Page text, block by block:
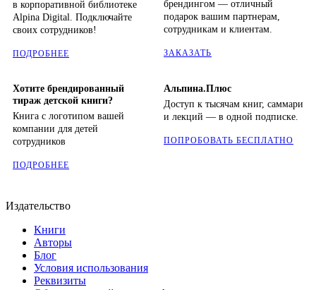
в корпоративной библиотеке
Alpina Digital. Подключайте
своих сотрудников!
ПОДРОБНЕЕ
брендингом — отличный
подарок вашим партнерам,
сотрудникам и клиентам.
ЗАКАЗАТЬ
Хотите брендированный
тираж детской книги?
Книга с логотипом вашей
компании для детей
сотрудников
ПОДРОБНЕЕ
Альпина.Плюс
Доступ к тысячам книг, саммари
и лекций — в одной подписке.
ПОПРОБОВАТЬ БЕСПЛАТНО
Издательство
Книги
Авторы
Блог
Условия использования
Реквизиты